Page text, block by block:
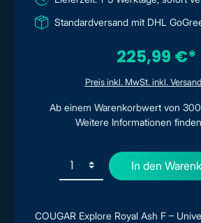
COUGAR Explore Royal Ash F –
Standardversand mit DHL
225,99 €*
Preis inkl. MwSt. inkl.
Ab einem Warenkorbwert von
Weitere Informationen
In den